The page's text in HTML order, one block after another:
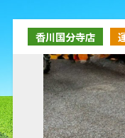
取り扱い商品
販売中の農機
よく頂く質問
お問い合わせ
香川国分寺店